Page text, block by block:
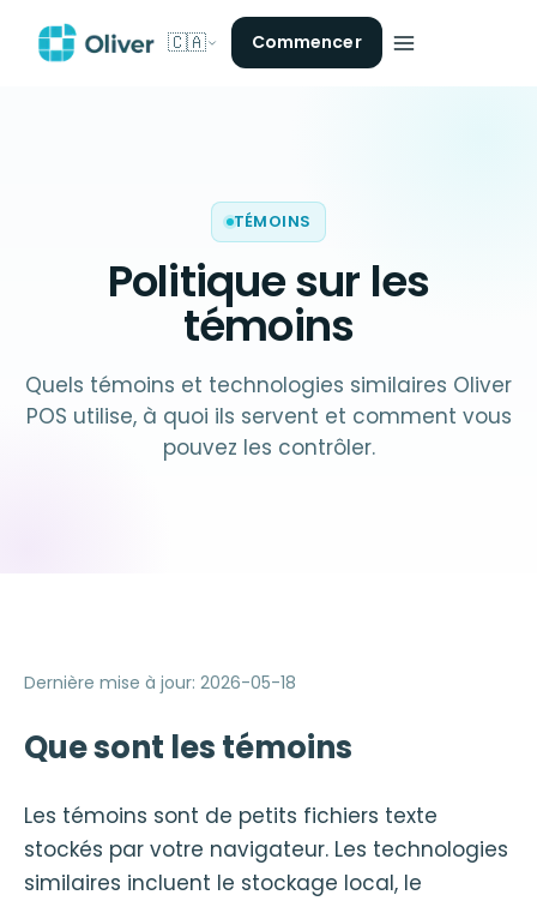
🇨🇦 Commencer
TÉMOINS
Politique sur les
témoins
Quels témoins et technologies similaires Oliver
POS utilise, à quoi ils servent et comment vous
pouvez les contrôler.
Dernière mise à jour: 2026-05-18
Que sont les témoins
Les témoins sont de petits fichiers texte
stockés par votre navigateur. Les technologies
similaires incluent le stockage local, le